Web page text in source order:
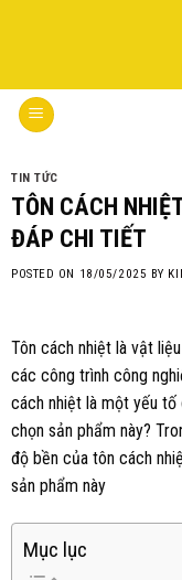
TIN TỨC
TÔN CÁCH
ĐÁP CHI TIẾT
POSTED ON 18/05/2025 BY
Tôn cách nhiệt là vật
các công trình công
cách nhiệt là một yếu tố
chọn sản phẩm này?
độ bền của tôn cách
sản phẩm này
Mục lục